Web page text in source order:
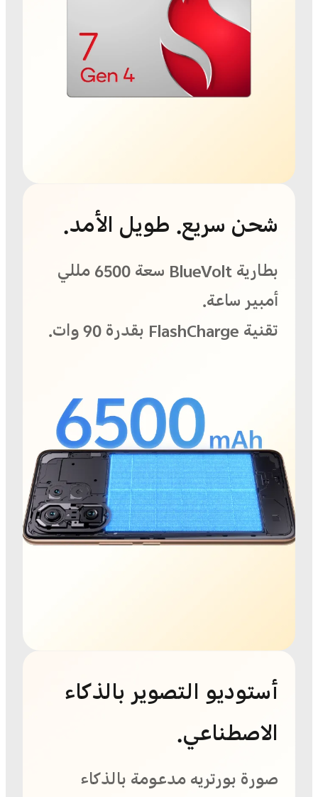
شحن سريع. طويل الأمد.
بطارية BlueVolt سعة 6500 مللي
أمبير ساعة.
تقنية FlashCharge بقدرة 90 وات.
أستوديو التصوير بالذكاء
الاصطناعي.
صورة بورتريه مدعومة بالذكاء